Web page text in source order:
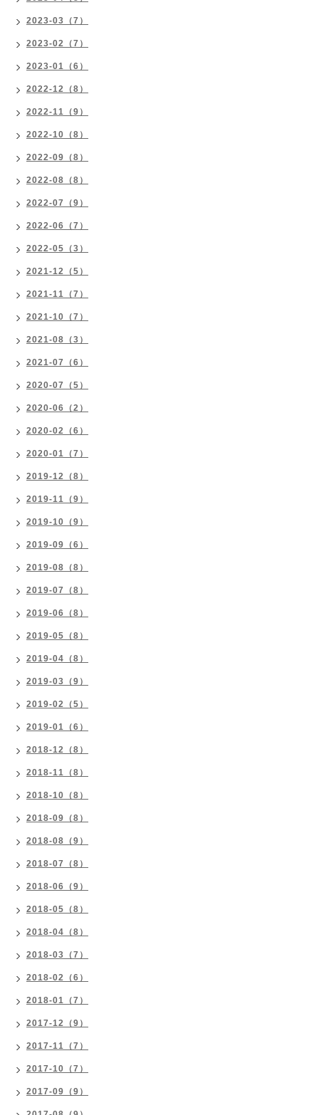
2023-03（7）
2023-02（7）
2023-01（6）
2022-12（8）
2022-11（9）
2022-10（8）
2022-09（8）
2022-08（8）
2022-07（9）
2022-06（7）
2022-05（3）
2021-12（5）
2021-11（7）
2021-10（7）
2021-08（3）
2021-07（6）
2020-07（5）
2020-06（2）
2020-02（6）
2020-01（7）
2019-12（8）
2019-11（9）
2019-10（9）
2019-09（6）
2019-08（8）
2019-07（8）
2019-06（8）
2019-05（8）
2019-04（8）
2019-03（9）
2019-02（5）
2019-01（6）
2018-12（8）
2018-11（8）
2018-10（8）
2018-09（8）
2018-08（9）
2018-07（8）
2018-06（9）
2018-05（8）
2018-04（8）
2018-03（7）
2018-02（6）
2018-01（7）
2017-12（9）
2017-11（7）
2017-10（7）
2017-09（9）